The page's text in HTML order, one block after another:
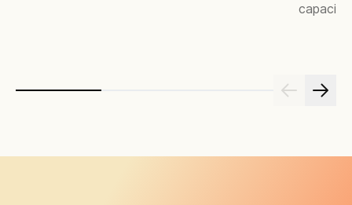
capacitif